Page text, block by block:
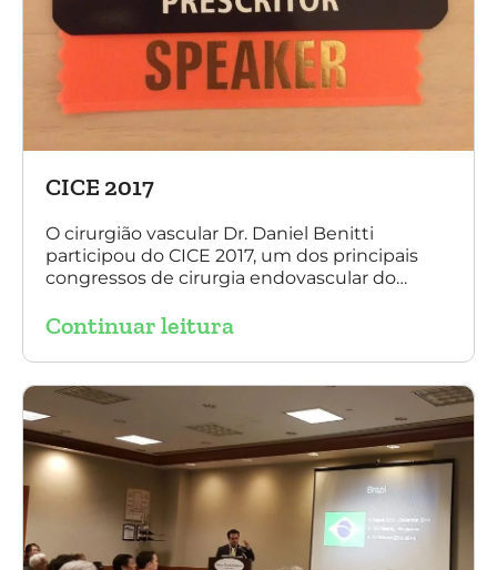
CICE 2017
O cirurgião vascular Dr. Daniel Benitti
participou do CICE 2017, um dos principais
congressos de cirurgia endovascular do
sobre a experiência brasileira no tratamento
multilayer. Mais de 200 pacientes operados
sem nenhum caso de paraplegia!
Continuar leitura